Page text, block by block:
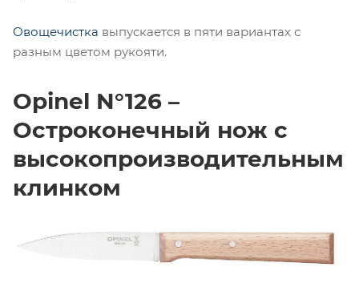
Овощечистка выпускается в пяти вариантах с
разным цветом рукояти.
Opinel N°126 –
Остроконечный нож с
высокопроизводительным
клинком